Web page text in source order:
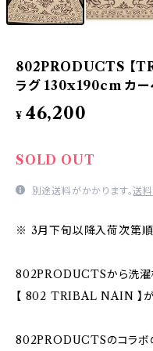
802PRODUCTS 【
ラグ 130x190cm カー
¥ 46,200
SOLD OUT
別途送料がかかります。送
※ 3月下旬以降入荷次第順
802PRODUCTSから洗濯
【 802 TRIBAL NAIN 】が
802PRODUCTSのコラボ